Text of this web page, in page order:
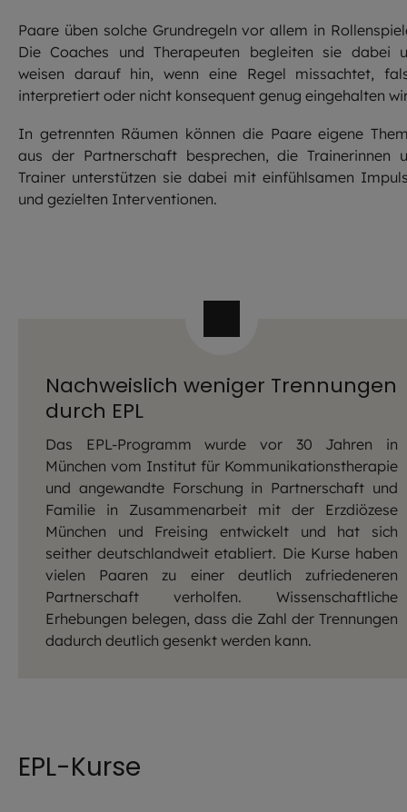
Paare üben solche Grundregeln vor allem in
Die Coaches und Therapeuten begleiten sie dabei
weisen darauf hin, wenn eine Regel missachtet,
interpretiert oder nicht konsequent genug eingehalten
In getrennten Räumen können die Paare eigene
aus der Partnerschaft besprechen, die Trainerinnen
Trainer unterstützen sie dabei mit einfühlsamen
und gezielten Interventionen.
Nachweislich weniger Trennungen
durch EPL
Das EPL-Programm wurde vor 30 Jahren in
München vom Institut für Kommunikationstherapie
und angewandte Forschung in Partnerschaft und
Familie in Zusammenarbeit mit der Erzdiözese
München und Freising entwickelt und hat sich
seither deutschlandweit etabliert. Die Kurse haben
vielen Paaren zu einer deutlich zufriedeneren
Partnerschaft verholfen. Wissenschaftliche
Erhebungen belegen, dass die Zahl der Trennungen
dadurch deutlich gesenkt werden kann.
EPL-Kurse